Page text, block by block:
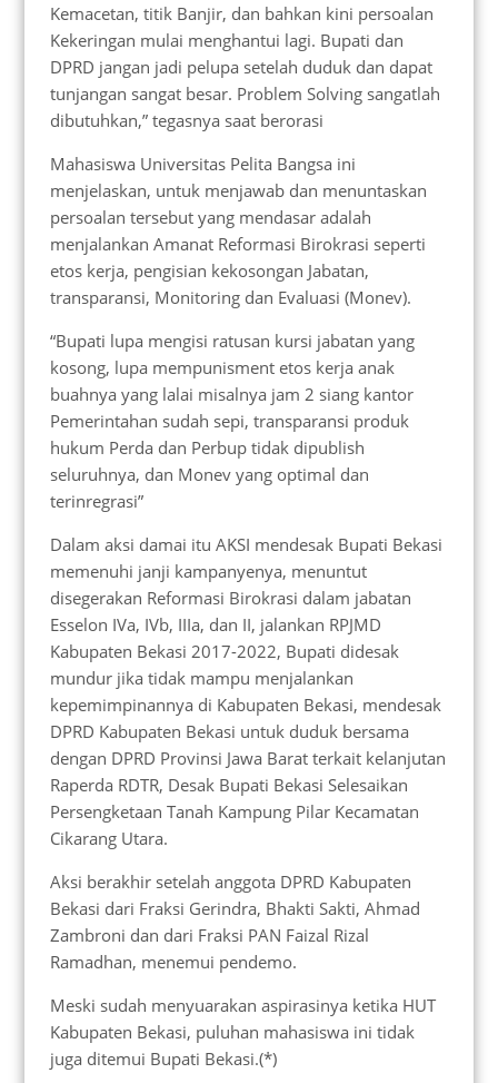
Kemacetan, titik Banjir, dan bahkan kini persoalan
Kekeringan mulai menghantui lagi. Bupati dan
DPRD jangan jadi pelupa setelah duduk dan dapat
tunjangan sangat besar. Problem Solving sangatlah
dibutuhkan,” tegasnya saat berorasi
Mahasiswa Universitas Pelita Bangsa ini
menjelaskan, untuk menjawab dan menuntaskan
persoalan tersebut yang mendasar adalah
menjalankan Amanat Reformasi Birokrasi seperti
etos kerja, pengisian kekosongan Jabatan,
transparansi, Monitoring dan Evaluasi (Monev).
“Bupati lupa mengisi ratusan kursi jabatan yang
kosong, lupa mempunisment etos kerja anak
buahnya yang lalai misalnya jam 2 siang kantor
Pemerintahan sudah sepi, transparansi produk
hukum Perda dan Perbup tidak dipublish
seluruhnya, dan Monev yang optimal dan
terinregrasi”
Dalam aksi damai itu AKSI mendesak Bupati Bekasi
memenuhi janji kampanyenya, menuntut
disegerakan Reformasi Birokrasi dalam jabatan
Esselon IVa, IVb, IIIa, dan II, jalankan RPJMD
Kabupaten Bekasi 2017-2022, Bupati didesak
mundur jika tidak mampu menjalankan
kepemimpinannya di Kabupaten Bekasi, mendesak
DPRD Kabupaten Bekasi untuk duduk bersama
dengan DPRD Provinsi Jawa Barat terkait kelanjutan
Raperda RDTR, Desak Bupati Bekasi Selesaikan
Persengketaan Tanah Kampung Pilar Kecamatan
Cikarang Utara.
Aksi berakhir setelah anggota DPRD Kabupaten
Bekasi dari Fraksi Gerindra, Bhakti Sakti, Ahmad
Zambroni dan dari Fraksi PAN Faizal Rizal
Ramadhan, menemui pendemo.
Meski sudah menyuarakan aspirasinya ketika HUT
Kabupaten Bekasi, puluhan mahasiswa ini tidak
juga ditemui Bupati Bekasi.(*)